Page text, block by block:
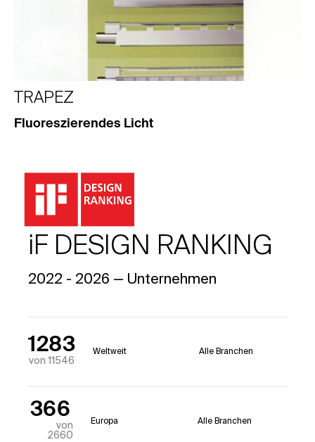
TRAPEZ
Fluoreszierendes Licht
iF DESIGN RANKING
2022 - 2026 — Unternehmen
1283
von 11546
Weltweit Alle Branchen
366
von
2660
Europa Alle Branchen